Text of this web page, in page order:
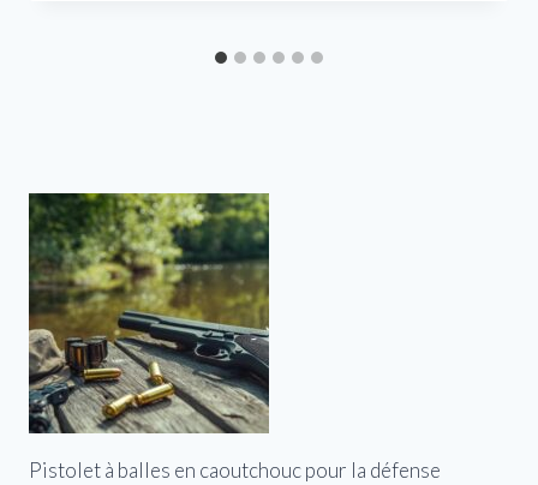
Pistolet à balles en caoutchouc pour la défense